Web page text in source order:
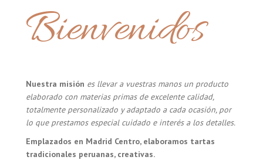
Bienvenidos
Nuestra misión es llevar a vuestras manos un producto
elaborado con materias primas de excelente calidad,
totalmente personalizado y adaptado a cada ocasión, por
lo que prestamos especial cuidado e interés a los detalles.
Emplazados en Madrid Centro, elaboramos tartas
tradicionales peruanas, creativas.